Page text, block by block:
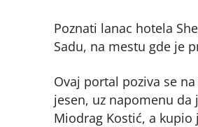
Poznati lanac hotela
Sadu, na mestu gde je
Ovaj portal poziva se
jesen, uz napomenu da
Miodrag Kostić, a kupio